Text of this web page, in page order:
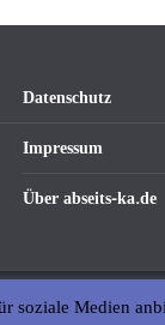
Datenschutz
Impressum
Über abseits-ka.de
Medien